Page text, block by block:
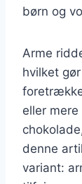
børn og
Arme
hvilket
eller
denne
variant: